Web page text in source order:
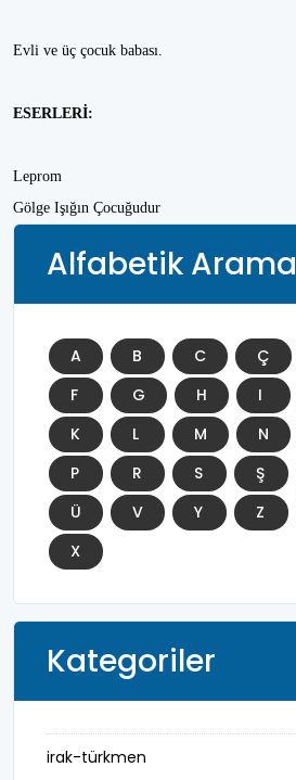
Evli ve üç çocuk babası.
ESERLERİ:
Leprom
Gölge Işığın Çocuğudur
Alfabetik Arama
A B C Ç
F
G H I
K
L M N
P
R S Ş
Ü
V Y Z
X
Kategoriler
irak-türkmen